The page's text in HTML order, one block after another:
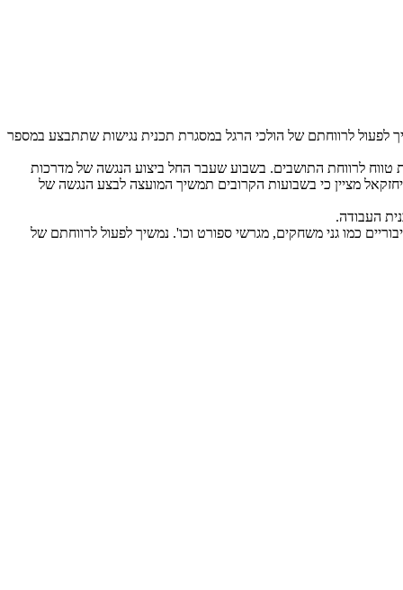
לפעול לרווחתם של הולכי הרגל במסגרת תכנית נגישות שתתבצע במספר
טווח לרווחת התושבים. בשבוע שעבר החל ביצוע הנגשה של מדרכות
מציין כי בשבועות הקרובים תמשיך המועצה לבצע הנגשה של
העבודה.
בנושא נגישות ומשקיעה מאות אלפי שקלים במהלך שנת 2022 עבור מבנים ושטחים ציבוריים כמו גני משחקים, מגרשי ספורט וכו'. נמשיך לפעול לרווחתם של